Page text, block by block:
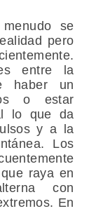
se
pero
entre la
haber un
o estar
lo que da
y a la
Los
raya en
con
En